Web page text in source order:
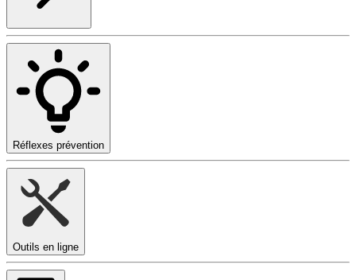
Réflexes prévention
Outils en ligne